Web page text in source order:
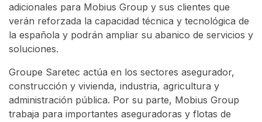
adicionales para Mobius Group y sus clientes que
verán reforzada la capacidad técnica y tecnológica de
la española y podrán ampliar su abanico de servicios y
soluciones.
Groupe Saretec actúa en los sectores asegurador,
construcción y vivienda, industria, agricultura y
administración pública. Por su parte, Mobius Group
trabaja para importantes aseguradoras y flotas de